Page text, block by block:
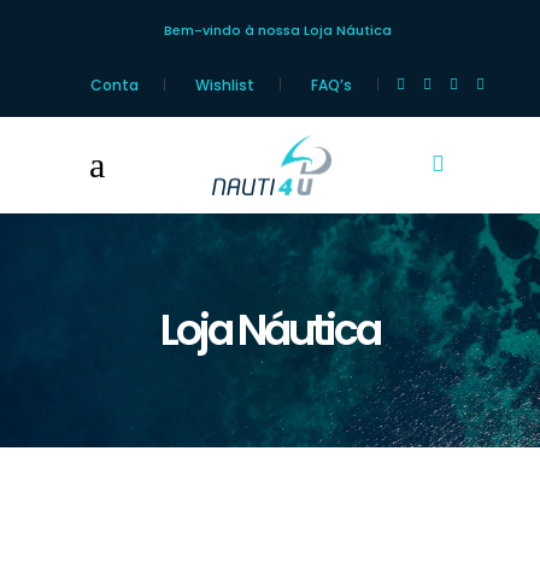
Bem-vindo à nossa Loja Náutica
Conta Wishlist FAQ’s
Loja Náutica